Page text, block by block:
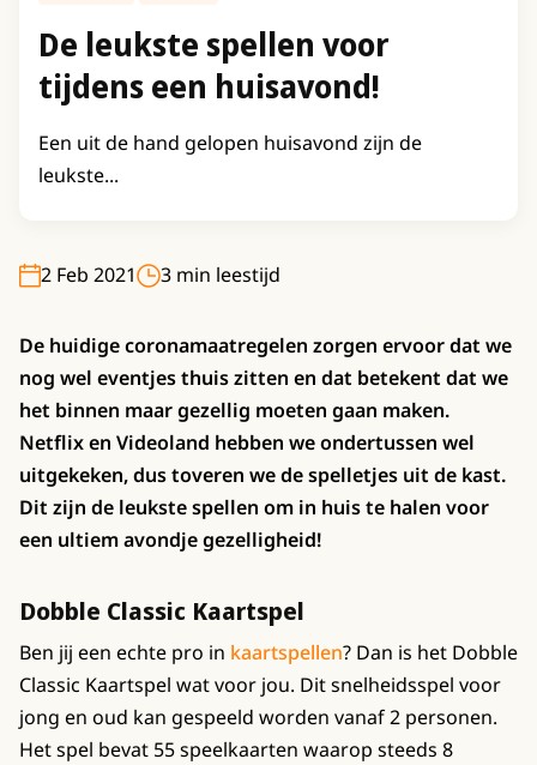
De leukste spellen voor
tijdens een huisavond!
Een uit de hand gelopen huisavond zijn de
leukste...
2 Feb 2021 3 min leestijd
De huidige coronamaatregelen zorgen ervoor dat we
nog wel eventjes thuis zitten en dat betekent dat we
het binnen maar gezellig moeten gaan maken.
Netflix en Videoland hebben we ondertussen wel
uitgekeken, dus toveren we de spelletjes uit de kast.
Dit zijn de leukste spellen om in huis te halen voor
een ultiem avondje gezelligheid!
Dobble Classic Kaartspel
Ben jij een echte pro in kaartspellen? Dan is het Dobble
Classic Kaartspel wat voor jou. Dit snelheidsspel voor
jong en oud kan gespeeld worden vanaf 2 personen.
Het spel bevat 55 speelkaarten waarop steeds 8